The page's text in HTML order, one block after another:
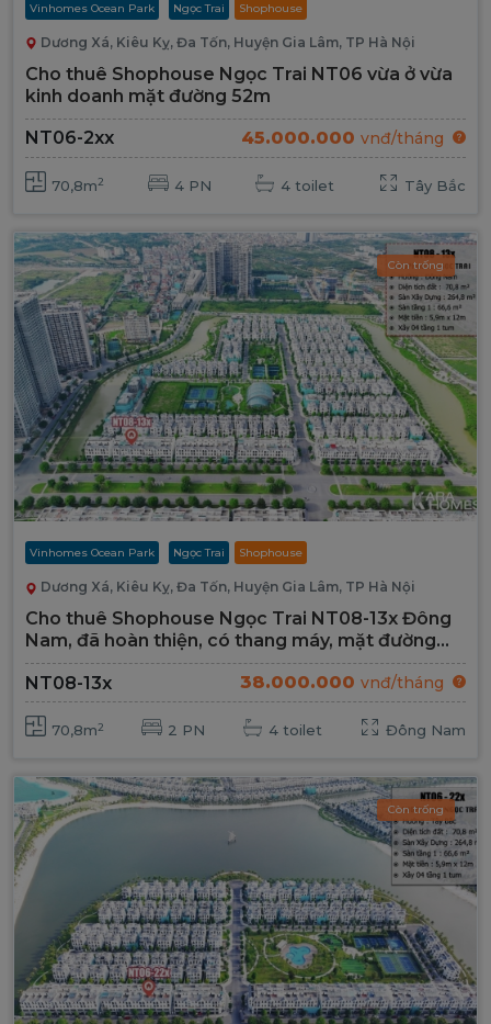
Vinhomes Ocean Park Ngọc Trai Shophouse
Dương Xá, Kiêu Kỵ, Đa Tốn, Huyện Gia Lâm, TP Hà Nội
Cho thuê Shophouse Ngọc Trai NT06 vừa ở vừa
kinh doanh mặt đường 52m
NT06-2xx 45.000.000 vnđ/tháng
70,8m2 4 PN 4 toilet Tây Bắc
Còn trống
Vinhomes Ocean Park Ngọc Trai Shophouse
Dương Xá, Kiêu Kỵ, Đa Tốn, Huyện Gia Lâm, TP Hà Nội
Cho thuê Shophouse Ngọc Trai NT08-13x Đông
Nam, đã hoàn thiện, có thang máy, mặt đường
Đại Lộ 52m
NT08-13x
38.000.000 vnđ/tháng
70,8m2 2 PN 4 toilet Đông Nam
Còn trống